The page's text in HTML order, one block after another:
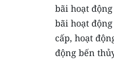
bãi hoạt
bãi hoạt
cấp, hoạt
động bến